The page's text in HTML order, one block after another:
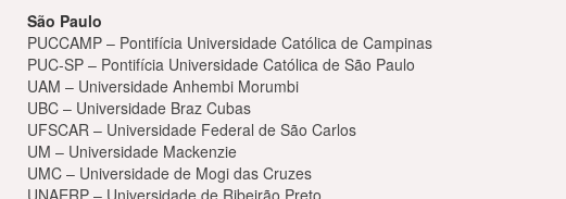
São Paulo
PUCCAMP – Pontifícia Universidade Católica de Campinas
PUC-SP – Pontifícia Universidade Católica de São Paulo
UAM – Universidade Anhembi Morumbi
UBC – Universidade Braz Cubas
UFSCAR – Universidade Federal de São Carlos
UM – Universidade Mackenzie
UMC – Universidade de Mogi das Cruzes
UNAERP – Universidade de Ribeirão Preto